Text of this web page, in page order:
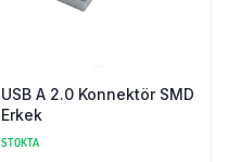
USB A 2.0 Konnektör SMD
Erkek
STOKTA